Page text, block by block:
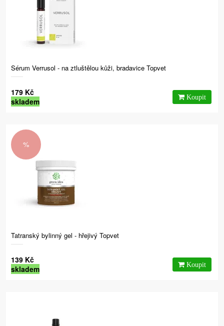
Sérum Verrusol - na ztluštělou kůži, bradavice Topvet
179 Kč
skladem
%
Tatranský bylinný gel - hřejivý Topvet
139 Kč
skladem